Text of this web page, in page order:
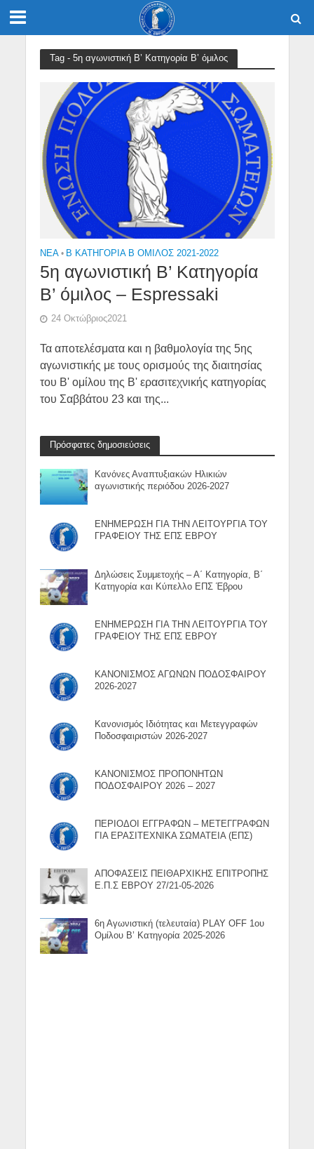
Tag - 5η αγωνιστική Β’ Κατηγορία Β’ όμιλος
NEA • Β ΚΑΤΗΓΟΡΙΑ Β ΟΜΙΛΟΣ 2021-2022
5η αγωνιστική Β’ Κατηγορία
Β’ όμιλος – Espressaki
24 Οκτώβριος2021
Τα αποτελέσματα και η βαθμολογία της 5ης
αγωνιστικής με τους ορισμούς της διαιτησίας
του Β' ομίλου της Β' ερασιτεχνικής κατηγορίας
του Σαββάτου 23 και της...
Πρόσφατες δημοσιεύσεις
Κανόνες Αναπτυξιακών Ηλικιών
αγωνιστικής περιόδου 2026-2027
ΕΝΗΜΕΡΩΣΗ ΓΙΑ ΤΗΝ ΛΕΙΤΟΥΡΓΙΑ ΤΟΥ
ΓΡΑΦΕΙΟΥ ΤΗΣ ΕΠΣ ΕΒΡΟΥ
Δηλώσεις Συμμετοχής – Α΄ Κατηγορία, Β΄
Κατηγορία και Κύπελλο ΕΠΣ Έβρου
ΕΝΗΜΕΡΩΣΗ ΓΙΑ ΤΗΝ ΛΕΙΤΟΥΡΓΙΑ ΤΟΥ
ΓΡΑΦΕΙΟΥ ΤΗΣ ΕΠΣ ΕΒΡΟΥ
ΚΑΝΟΝΙΣΜΟΣ ΑΓΩΝΩΝ ΠΟΔΟΣΦΑΙΡΟΥ
2026-2027
Κανονισμός Ιδιότητας και Μετεγγραφών
Ποδοσφαιριστών 2026-2027
ΚΑΝΟΝΙΣΜΟΣ ΠΡΟΠΟΝΗΤΩΝ
ΠΟΔΟΣΦΑΙΡΟΥ 2026 – 2027
ΠΕΡΙΟΔΟΙ ΕΓΓΡΑΦΩΝ – ΜΕΤΕΓΓΡΑΦΩΝ
ΓΙΑ ΕΡΑΣΙΤΕΧΝΙΚΑ ΣΩΜΑΤΕΙΑ (ΕΠΣ)
ΑΠΟΦΑΣΕΙΣ ΠΕΙΘΑΡΧΙΚΗΣ ΕΠΙΤΡΟΠΗΣ
Ε.Π.Σ ΕΒΡΟΥ 27/21-05-2026
6η Αγωνιστική (τελευταία) PLAY OFF 1ου
Ομίλου Β’ Κατηγορία 2025-2026